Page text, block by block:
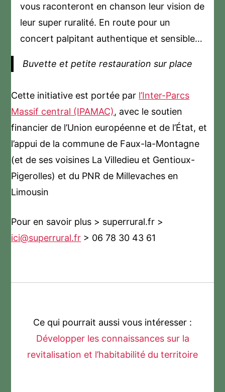
vous raconteront en chanson leur vision de
leur super ruralité. En route pour un
concert palpitant authentique et sensible…
Buvette et petite restauration sur place
Cette initiative est portée par l’Inter-Parcs
Massif central (IPAMAC), avec le soutien
financier de l’Union européenne et de l’État, et
l’appui de la commune de Faux-la-Montagne
(et de ses voisines La Villedieu et Gentioux-
Pigerolles) et du PNR de Millevaches en
Limousin
Pour en savoir plus > superrural.fr >
ici@superrural.fr > 06 78 30 43 61
Ce qui pourrait aussi vous intéresser :
Développer les connaissances sur la
revitalisation et l’habitabilité du territoire